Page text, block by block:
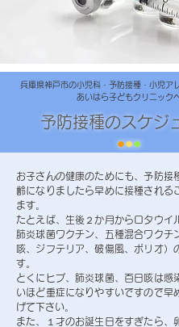
兵庫県神戸市の小児科・予防接種・小児ア
あいはら子どもクリニック
予防接種のスケジ
●●●
お子さんの健康のためにも、予防接
齢になりましたら早めに接種される
ます。
たとえば、生後２か月からロタウイ
肺炎球菌ワクチン、五種混合ワクチ
咳、ジフテリア、破傷風、ポリオ）
す。
とくにヒブ、肺炎球菌、百日咳は感
いほど重症になりやすいですので早
げて下さい。
また、１才のお誕生日をすぎたら、